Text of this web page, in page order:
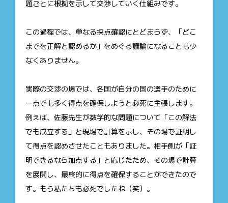
題ごとに根拠を示して交渉していく仕組みです。
この過程では、単なる採点確認にとどまらず、「どこ
までを正解と認めるか」をめぐる議論になることも少
なくありません。
実際の交渉の場では、各国が自分の国の選手のために
一点でも多く得点を確保しようと必死に主張します。
例えば、佐藤先生が数学的な問題について「この解法
でも成立する」と現場で計算を示し、その場で証明し
て得点を認めさせたこともありました。相手側が「証
明できるなら加点する」と応じたため、その場で計算
を展開し、最終的に得点を確保することができたので
す。もう私たちも必死でしたね（笑）。